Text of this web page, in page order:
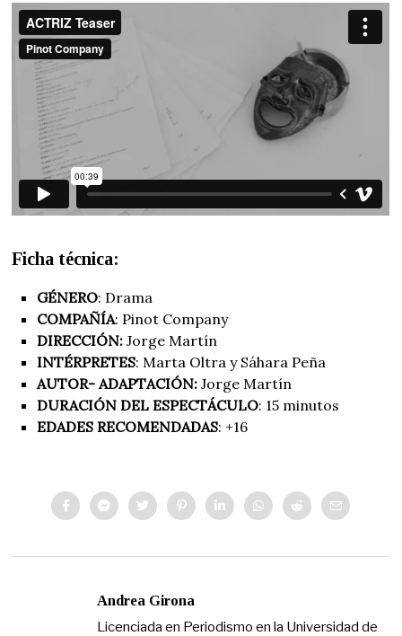
Ficha técnica:
GÉNERO: Drama
COMPAÑÍA: Pinot Company
DIRECCIÓN:Jorge Martín
INTÉRPRETES: Marta Oltra y Sáhara Peña
AUTOR- ADAPTACIÓN:Jorge Martín
DURACIÓN DEL ESPECTÁCULO: 15 minutos
EDADES RECOMENDADAS: +16
Andrea Girona
Licenciada en Periodismo en la Universidad de